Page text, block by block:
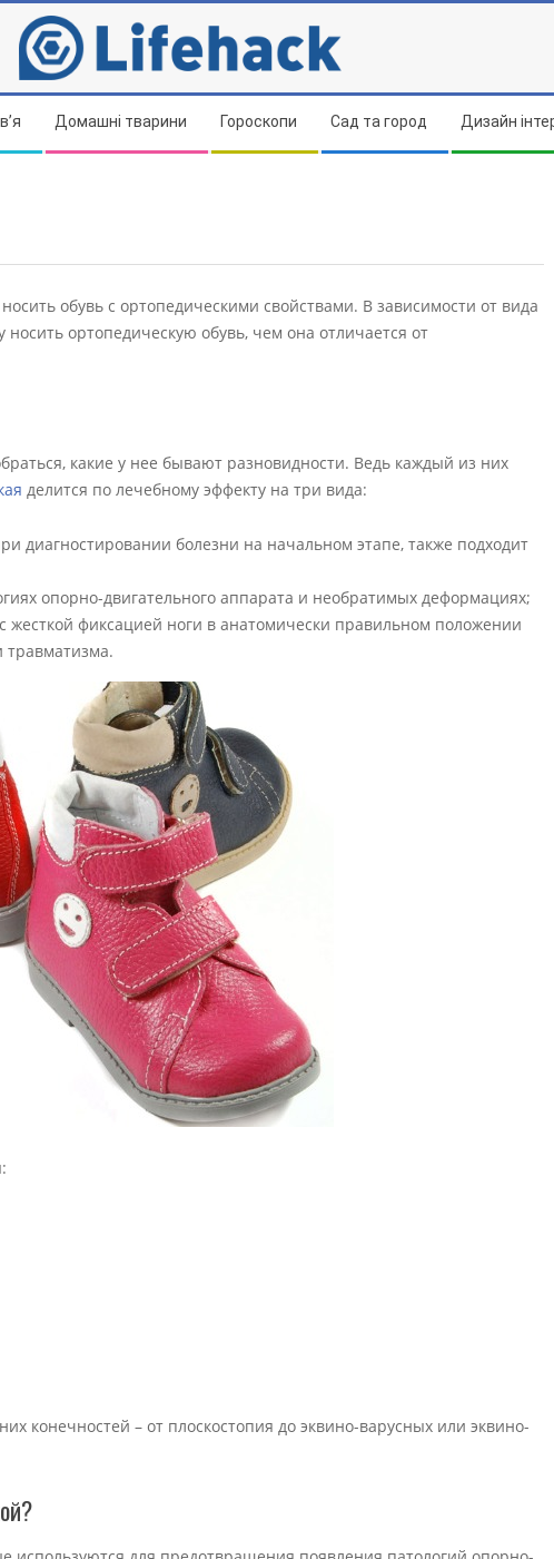
Домашні тварини Гороскопи Сад та город Дизайн
обувь с ортопедическими свойствами. В зависимости от вида
ортопедическую обувь, чем она отличается от
какие у нее бывают разновидности. Ведь каждый из них
делится по лечебному эффекту на три вида:
диагностировании болезни на начальном этапе, также подходит
опорно-двигательного аппарата и необратимых деформациях;
фиксацией ноги в анатомически правильном положении
конечностей – от плоскостопия до эквино-варусных или эквино-